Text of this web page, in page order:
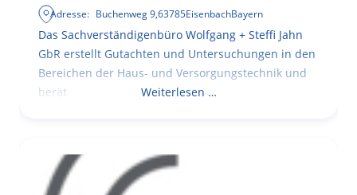
Adresse: Buchenweg 9,63785EisenbachBayern
Das Sachverständigenbüro Wolfgang + Steffi Jahn
GbR erstellt Gutachten und Untersuchungen in den
Bereichen der Haus- und Versorgungstechnik und
berät
Weiterlesen …